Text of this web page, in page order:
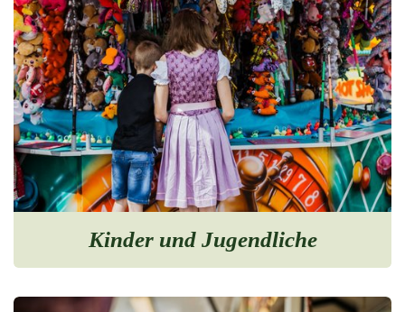
Kinder und Jugendliche